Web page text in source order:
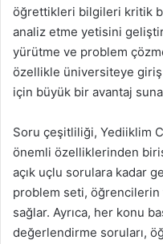
öğrettikleri bilgileri kritik
analiz etme yetisini
yürütme ve problem
özellikle üniversiteye giriş
için büyük bir avantaj
Soru çeşitliliği, Yediiklim
önemli özelliklerinden
açık uçlu sorulara kadar
problem seti, öğrencilerin
sağlar. Ayrıca, her konu
değerlendirme soruları,